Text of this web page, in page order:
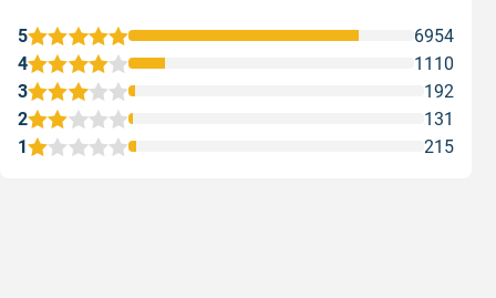
1 215
2 131
3 192
4 1110
5 6954